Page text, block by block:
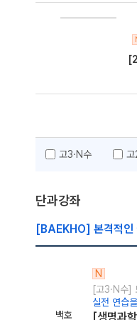
고3·N수
단과강좌
[BAEKHO] 본격적인
백호
N
[고3·N수]
실전 연습
[생명과